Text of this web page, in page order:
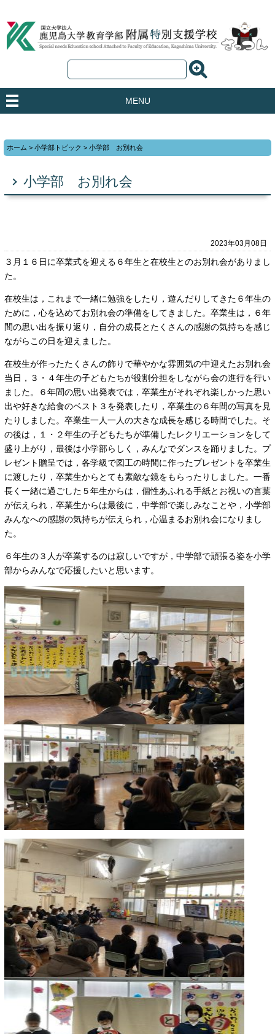
MENU
ホーム >小学部トピック >小学部 お別れ会
小学部 お別れ会
2023年03月08日
３月１６日に卒業式を迎える６年生と在校生とのお別れ会がありまし
た。
在校生は，これまで一緒に勉強をしたり，遊んだりしてきた６年生の
ために，心を込めてお別れ会の準備をしてきました。卒業生は，６年
間の思い出を振り返り，自分の成長とたくさんの感謝の気持ちを感じ
ながらこの日を迎えました。
在校生が作ったたくさんの飾りで華やかな雰囲気の中迎えたお別れ会
当日，３・４年生の子どもたちが役割分担をしながら会の進行を行い
ました。６年間の思い出発表では，卒業生がそれぞれ楽しかった思い
出や好きな給食のベスト３を発表したり，卒業生の６年間の写真を見
たりしました。卒業生一人一人の大きな成長を感じる時間でした。そ
の後は，１・２年生の子どもたちが準備したレクリエーションをして
盛り上がり，最後は小学部らしく，みんなでダンスを踊りました。プ
レゼント贈呈では，各学級で図工の時間に作ったプレゼントを卒業生
に渡したり，卒業生からとても素敵な鏡をもらったりしました。一番
長く一緒に過ごした５年生からは，個性あふれる手紙とお祝いの言葉
が伝えられ，卒業生からは最後に，中学部で楽しみなことや，小学部
みんなへの感謝の気持ちが伝えられ，心温まるお別れ会になりまし
た。
６年生の３人が卒業するのは寂しいですが，中学部で頑張る姿を小学
部からみんなで応援したいと思います。